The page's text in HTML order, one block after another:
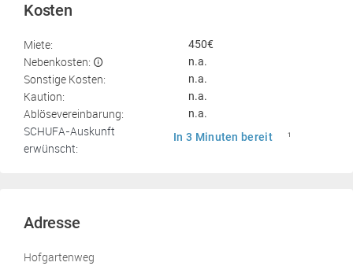
Kosten
Miete: 450€
Nebenkosten: n.a.
Sonstige Kosten: n.a.
Kaution: n.a.
Ablösevereinbarung: n.a.
SCHUFA-Auskunft
erwünscht:
In 3 Minuten bereit 1
Adresse
Hofgartenweg